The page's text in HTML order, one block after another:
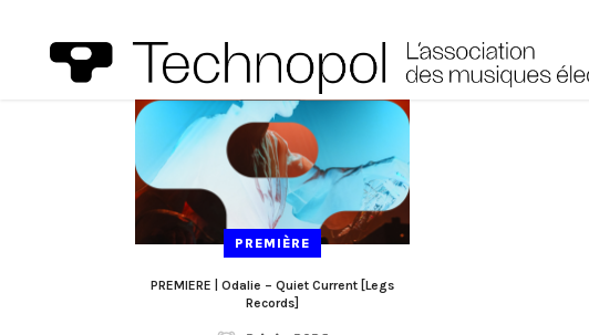
PREMIÈRE
PREMIERE | Odalie – Quiet Current [Legs
Records]